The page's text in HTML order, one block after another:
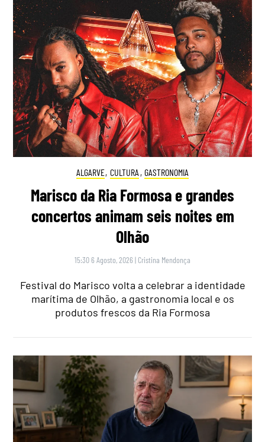
ALGARVE, CULTURA , GASTRONOMIA
Marisco da Ria Formosa e grandes
concertos animam seis noites em
Olhão
15:30 6 Agosto, 2026 | Cristina Mendonça
Festival do Marisco volta a celebrar a identidade
marítima de Olhão, a gastronomia local e os
produtos frescos da Ria Formosa